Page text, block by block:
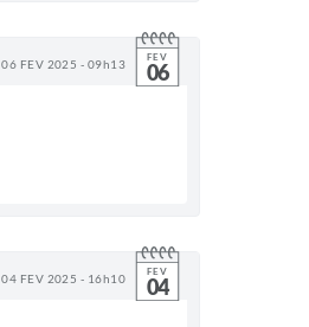
06 FEV 2025 - 09h13 FEV
06
04 FEV 2025 - 16h10 FEV
04